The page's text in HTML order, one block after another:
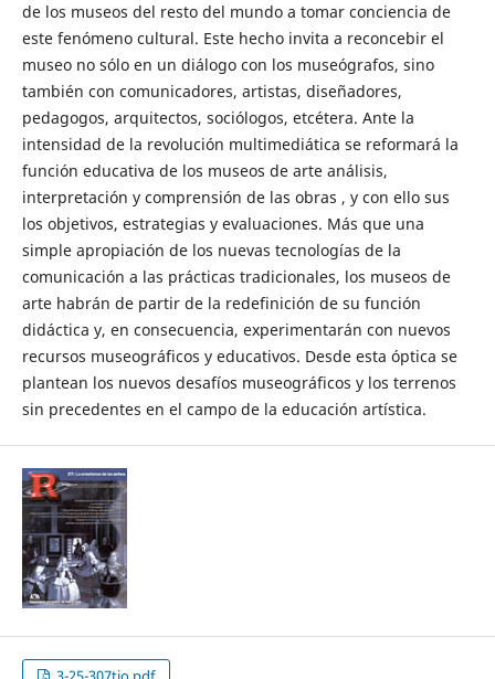
de los museos del resto del mundo a tomar conciencia de
este fenómeno cultural. Este hecho invita a reconcebir el
museo no sólo en un diálogo con los museógrafos, sino
también con comunicadores, artistas, diseñadores,
pedagogos, arquitectos, sociólogos, etcétera. Ante la
intensidad de la revolución multimediática se reformará la
función educativa de los museos de arte análisis,
interpretación y comprensión de las obras , y con ello sus
los objetivos, estrategias y evaluaciones. Más que una
simple apropiación de los nuevas tecnologías de la
comunicación a las prácticas tradicionales, los museos de
arte habrán de partir de la redefinición de su función
didáctica y, en consecuencia, experimentarán con nuevos
recursos museográficos y educativos. Desde esta óptica se
plantean los nuevos desafíos museográficos y los terrenos
sin precedentes en el campo de la educación artística.